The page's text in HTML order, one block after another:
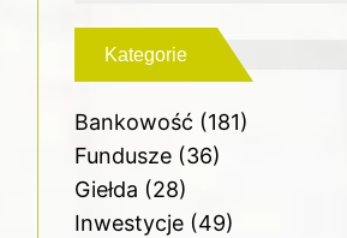
Kategorie
Bankowość (181)
Fundusze(36)
Giełda (28)
Inwestycje(49)